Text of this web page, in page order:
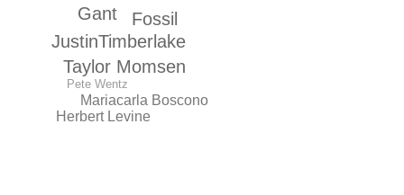
Gant
JustinTimberlake
Taylor Momsen
Fossil
Mariacarla Boscono
Herbert Levine
Pete Wentz